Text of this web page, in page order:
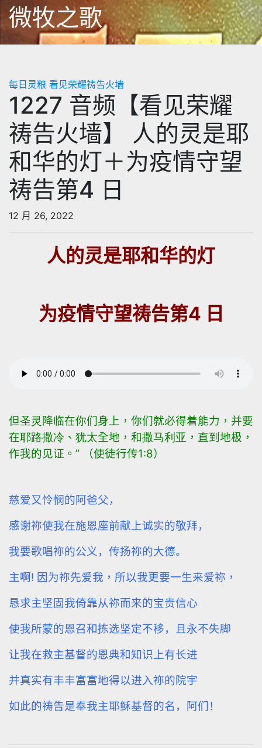
微牧之歌
每日灵粮 看见荣耀祷告火墙
1227 音频【看见荣耀
祷告火墙】 人的灵是耶
和华的灯＋为疫情守望
祷告第4 日
12 月 26, 2022
人的灵是耶和华的灯
为疫情守望祷告第4 日
但圣灵 降临在你们身上，你们就必得着能力，并要
在耶路撒冷 、 犹太全地，和撒马利亚 ，直到地极，
作我的见证。 ” （使徒行传1:8）
慈爱又怜悯的阿爸父，
感谢祢使我在施恩座前献上诚实的敬拜，
我要歌唱祢的公义，传扬祢的大德。
主啊! 因为祢先爱我，所以我更要一生来爱祢，
恳求主坚固我倚靠从祢而来的宝贵信心
使我所蒙的恩召和拣选坚定不移，且永不失脚
让我在救主基督的恩典和知识上有长进
并真实有丰丰富富地得以进入祢的院宇
如此的祷告是奉我主耶稣基督的名，阿们！